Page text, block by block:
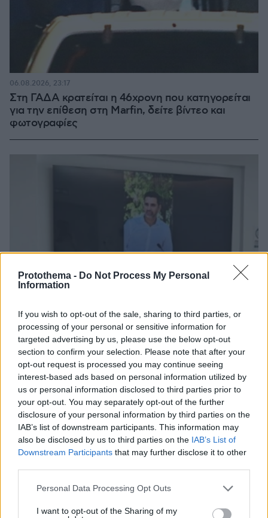
Protothema - Do Not Process My Personal
Information
If you wish to opt-out of the sale, sharing to third parties, or
processing of your personal or sensitive information for
targeted advertising by us, please use the below opt-out
section to confirm your selection. Please note that after your
opt-out request is processed you may continue seeing
interest-based ads based on personal information utilized by
us or personal information disclosed to third parties prior to
your opt-out. You may separately opt-out of the further
disclosure of your personal information by third parties on the
IAB’s list of downstream participants. This information may
also be disclosed by us to third parties on the IAB’s List of
Downstream Participants that may further disclose it to other
Please note that this website/app uses one or more Google
not limited to your visit or usage behaviour. You may click to
Personal Data Processing Opt Outs
I want to opt-out of the Sharing of my
Στη ΓΑΔΑ κρατείται η 46χρονη που κατηγορείται
για την επίθεση στη Marfin, δείτε βίντεο και
φωτογραφίες
06.08.2026, 23:17
Αριστοτέλης Δαμίγος: Σε κλίμα οδύνης έγινε η
αποτέφρωση του συντονιστή που σκοτώθηκε
μετά τη σύγκρουση ελικοπτέρων στην Ψάθα,
06.08.2026, 20:03